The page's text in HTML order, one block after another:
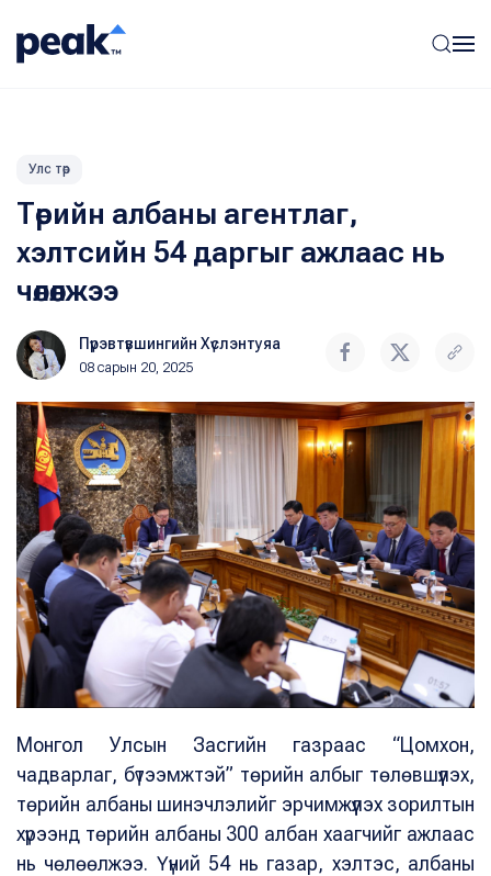
Улс төр
Төрийн албаны агентлаг,
хэлтсийн 54 даргыг ажлаас нь
чөлөөлжээ
Пүрэвтүвшингийн Хүслэнтуяа
08 сарын 20, 2025
Монгол Улсын Засгийн газраас “Цомхон,
чадварлаг, бүтээмжтэй” төрийн албыг төлөвшүүлэх,
төрийн албаны шинэчлэлийг эрчимжүүлэх зорилтын
хүрээнд төрийн албаны 300 албан хаагчийг ажлаас
нь чөлөөлжээ. Үүний 54 нь газар, хэлтэс, албаны